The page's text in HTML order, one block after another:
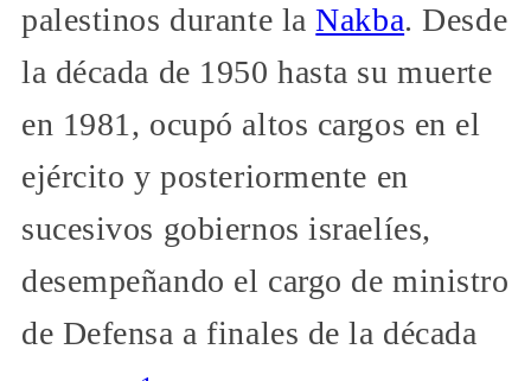
palestinos durante laNakba. Desde
la década de 1950 hasta su muerte
en 1981, ocupó altos cargos en el
ejército y posteriormente en
sucesivos gobiernos israelíes,
desempeñando el cargo de ministro
de Defensa a finales de la década